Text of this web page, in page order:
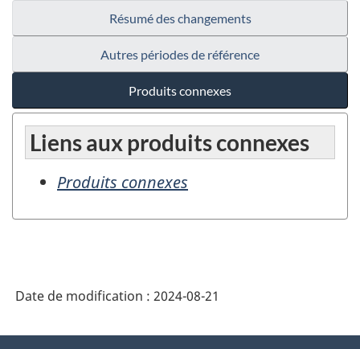
Résumé des changements
Autres périodes de référence
Produits connexes
Liens aux produits connexes
Produits connexes
Date de modification : 2024-08-21